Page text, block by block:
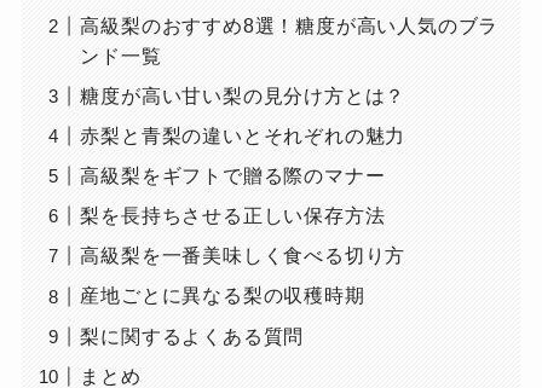
高級梨のおすすめ8選！糖度が高い人気のブラ
ンド一覧
糖度が高い甘い梨の見分け方とは？
赤梨と青梨の違いとそれぞれの魅力
高級梨をギフトで贈る際のマナー
梨を長持ちさせる正しい保存方法
高級梨を一番美味しく食べる切り方
産地ごとに異なる梨の収穫時期
梨に関するよくある質問
まとめ